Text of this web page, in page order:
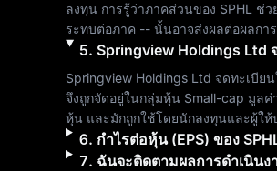
ลงทุน การรู้ว่าภาคส่วนของ SPHL ช่ว
ระทบต่อภาค -- นั้นอาจส่งผลต่อผลกา
5. Springview Holdings Ltd
Springview Holdings Ltd จดทะเบีย
จึงถูกจัดอยู่ในกลุ่มหุ้น Small-cap มูลค่
หุ้น และมักถูกใช้โดยนักลงทุนและผู้ใ
6. กำไรต่อหุ้น (EPS) ของ
7. ฉันจะติดตามผลการดำเนินง